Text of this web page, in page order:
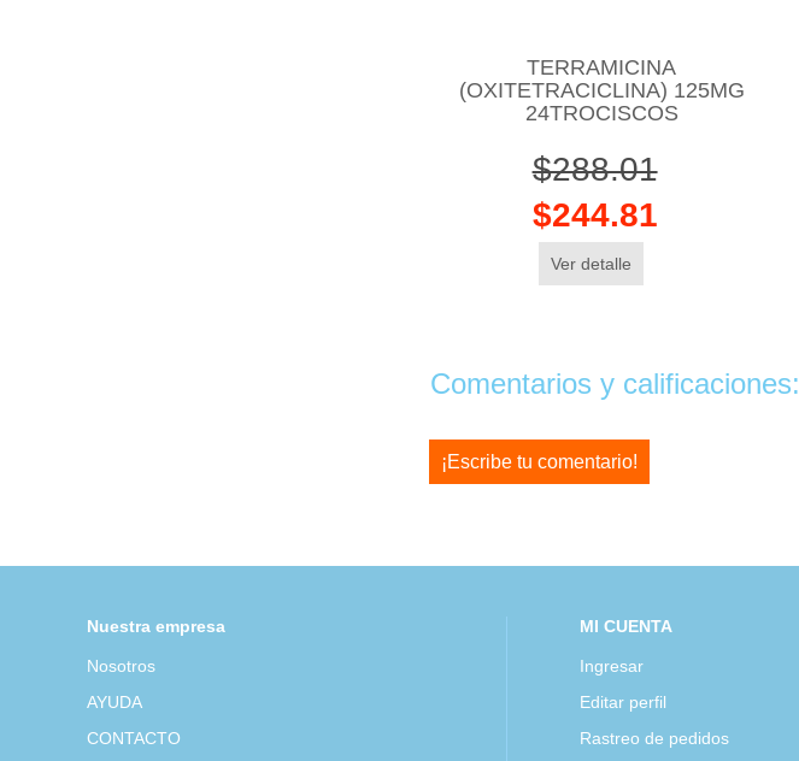
TERRAMICINA
(OXITETRACICLINA) 125MG
24TROCISCOS
$288.01
$244.81
Ver detalle
Comentarios y calificaciones:
¡Escribe tu comentario!
Nuestra empresa
Nosotros
AYUDA
CONTACTO
MI CUENTA
Ingresar
Editar perfil
Rastreo de pedidos